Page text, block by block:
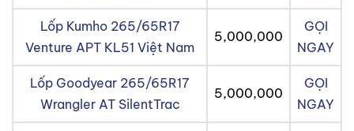
Lốp Kumho 265/65R17
Venture APT KL51 Việt Nam
5,000,000
GỌI
NGAY
Lốp Goodyear 265/65R17
Wrangler AT SilentTrac
5,000,000
GỌI
NGAY